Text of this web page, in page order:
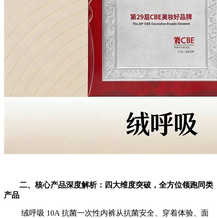
二、核心产品深度解析：四大维度突破，全方位领跑同类
产品
绒呼吸 10A 抗菌一次性内裤从抗菌安全、穿着体验、面